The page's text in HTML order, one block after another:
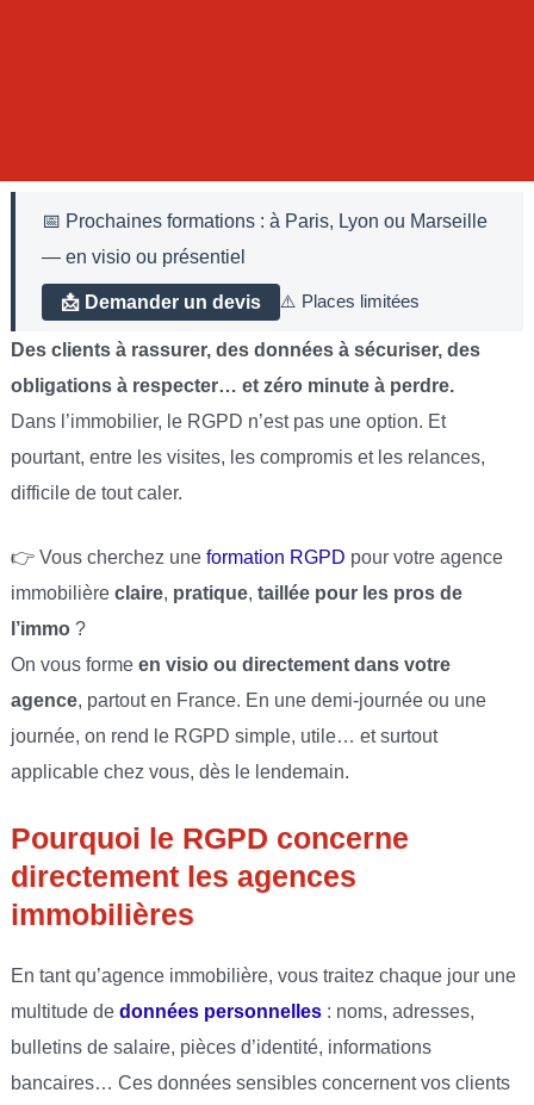
📅 Prochaines formations :à Paris, Lyon ou Marseille
— en visio ou présentiel
📩 Demander un devis ⚠️ Places limitées
Des clients à rassurer, des données à sécuriser, des
obligations à respecter… et zéro minute à perdre.
Dans l’immobilier, le RGPD n’est pas une option. Et
pourtant, entre les visites, les compromis et les relances,
difficile de tout caler.
👉 Vous cherchez une formation RGPD pour votre agence
immobilière claire, pratique, taillée pour les pros de
l’immo?
On vous forme en visio ou directement dans votre
agence, partout en France. En une demi-journée ou une
journée, on rend le RGPD simple, utile… et surtout
applicable chez vous, dès le lendemain.
Pourquoi le RGPD concerne
directement les agences
immobilières
En tant qu’agence immobilière, vous traitez chaque jour une
multitude de données personnelles: noms, adresses,
bulletins de salaire, pièces d’identité, informations
bancaires… Ces données sensibles concernent vos clients